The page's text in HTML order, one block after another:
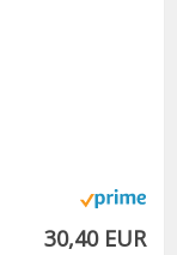
30,40 EUR